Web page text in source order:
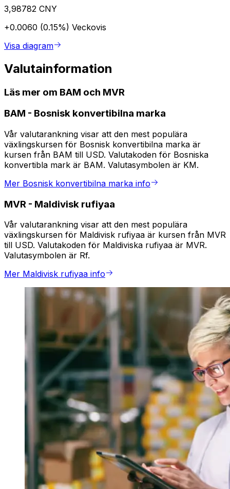
3,98782 CNY
+0.0060 (0.15%) Veckovis
Visa diagram
Valutainformation
Läs mer om BAM och MVR
BAM - Bosnisk konvertibilna marka
Vår valutarankning visar att den mest populära
växlingskursen för Bosnisk konvertibilna marka är
kursen från BAM till USD. Valutakoden för Bosniska
konvertibla mark är BAM. Valutasymbolen är KM.
Mer Bosnisk konvertibilna marka info
MVR - Maldivisk rufiyaa
Vår valutarankning visar att den mest populära
växlingskursen för Maldivisk rufiyaa är kursen från MVR
till USD. Valutakoden för Maldiviska rufiyaa är MVR.
Valutasymbolen är Rf.
Mer Maldivisk rufiyaa info